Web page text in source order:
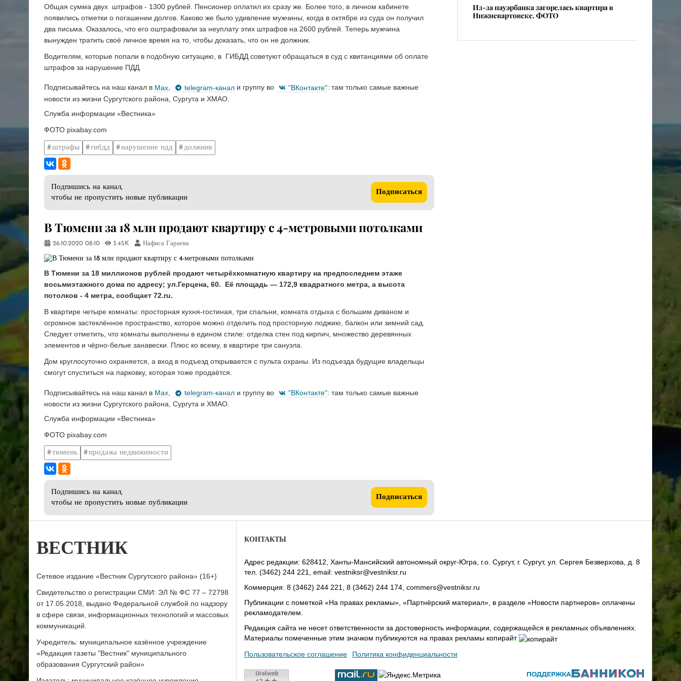
Общая сумма двух штрафов - 1300 рублей. Пенсионер оплатил их сразу же. Более того, в личном кабинете
появились отметки о погашении долгов. Каково же было удивление мужчины, когда в октябре из суда он получил
два письма. Оказалось, что его оштрафовали за неуплату этих штрафов на 2600 рублей. Теперь мужчина
вынужден тратить своё личное время на то, чтобы доказать, что он не должник.
Водителям, которые попали в подобную ситуацию, в ГИБДД советуют обращаться в суд с квитанциями об оплате
штрафов за нарушение ПДД.
Подписывайтесь на наш канал в Max, telegram-канал и группу во "ВКонтакте": там только самые важные
новости из жизни Сургутского района, Сургута и ХМАО.
Служба информации «Вестника»
ФОТО pixabay.com
штрафы гибдд нарушение пдд должник
Подпишись на канал,
чтобы не пропустить новые публикации
Подписаться
В Тюмени за 18 млн продают квартиру с 4-метровыми потолками
26.10.2020 08:10 3.45K Нафиса Гараева
В Тюмени за 18 миллионов рублей продают четырёхкомнатную квартиру на предпоследнем этаже
восьмиэтажного дома по адресу; ул.Герцена, 60. Её площадь — 172,9 квадратного метра, а высота
потолков - 4 метра, сообщает 72.ru.
В квартире четыре комнаты: просторная кухня-гостиная, три спальни, комната отдыха с большим диваном и
огромное застеклённое пространство, которое можно отделить под просторную лоджию, балкон или зимний сад.
Следует отметить, что комнаты выполнены в едином стиле: отделка стен под кирпич, множество деревянных
элементов и чёрно-белые занавески. Плюс ко всему, в квартире три санузла.
Дом круглосуточно охраняется, а вход в подъезд открывается с пульта охраны. Из подъезда будущие владельцы
смогут спуститься на парковку, которая тоже продаётся.
Подписывайтесь на наш канал в Max telegram-канал и группу во "ВКонтакте": там только самые важные
новости из жизни Сургутского района, Сургута и ХМАО.
Служба информации «Вестника»
ФОТО pixabay.com
тюмень продажа недвижимости
Подпишись на канал,
чтобы не пропустить новые публикации
Подписаться
​Из-за пауэрбанка загорелась квартира в
Нижневартовске. ФОТО
ВЕСТНИК
Сетевое издание «Вестник Сургутского района» (16+)
Свидетельство о регистрации СМИ: ЭЛ № ФС 77 – 72798
от 17.05.2018, выдано Федеральной службой по надзору
в сфере связи, информационных технологий и массовых
коммуникаций.
Учредитель: муниципальное казённое учреждение
«Редакция газеты "Вестник" муниципального
образования Сургутский район»
КОНТАКТЫ
Адрес редакции: 628412, Ханты-Мансийский автономный округ-Югра, г.о. Сургут, г. Сургут, ул. Сергея Безверхова, д. 8
тел. (3462) 244 221, email: vestniksr@vestniksr.ru
Коммерция: 8 (3462) 244 221, 8 (3462) 244 174, commers@vestniksr.ru
Публикации с пометкой «На правах рекламы», «Партнёрский материал», в разделе «Новости партнеров» оплачены
рекламодателем.
Редакция сайта не несет ответственности за достоверность информации, содержащейся в рекламных объявлениях.
Материалы помеченные этим значком публикуются на правах рекламы копирайт
Пользовательское соглашение
Политика конфиденциальности